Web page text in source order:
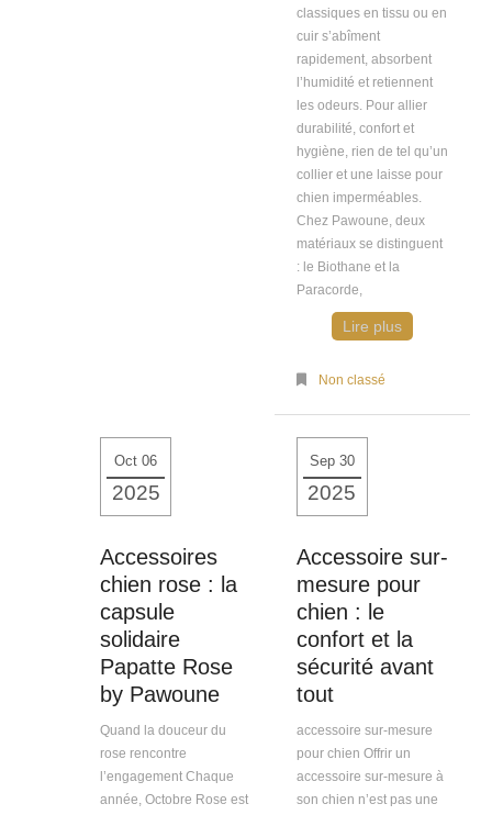
classiques en tissu ou en
cuir s’abîment
rapidement, absorbent
l’humidité et retiennent
les odeurs. Pour allier
durabilité, confort et
hygiène, rien de tel qu’un
collier et une laisse pour
chien imperméables.
Chez Pawoune, deux
matériaux se distinguent
: le Biothane et la
Paracorde,
Lire plus
Non classé
Oct 06
2025
Accessoires
chien rose : la
capsule
solidaire
Papatte Rose
by Pawoune
Quand la douceur du
rose rencontre
l’engagement Chaque
année, Octobre Rose est
Sep 30
2025
Accessoire sur-
mesure pour
chien : le
confort et la
sécurité avant
tout
accessoire sur-mesure
pour chien Offrir un
accessoire sur-mesure à
son chien n’est pas une